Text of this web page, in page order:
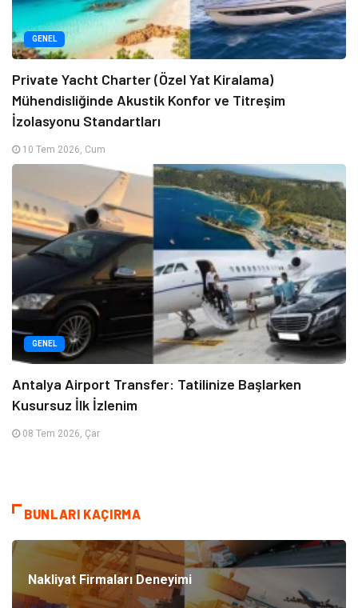
GENEL
Private Yacht Charter (Özel Yat Kiralama)
Mühendisliğinde Akustik Konfor ve Titreşim
İzolasyonu Standartları
10 Tem 2026, Cum
GENEL
Antalya Airport Transfer: Tatilinize Başlarken
Kusursuz İlk İzlenim
08 Tem 2026, Çar
BUNLARI KAÇIRMA
Nakliyat Firmaları Deneyimi